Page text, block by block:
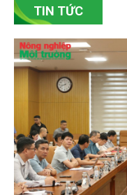
dựng thương hiệu trên
TIN TỨC